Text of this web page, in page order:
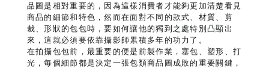
品圖是相對重要的，因為這樣消費者才能夠更加清楚看見
商品的細節和特色，然而在面對不同的款式、材質、剪
裁、形狀的包包時，要如何讓他的獨到之處特別凸顯出
來，這就必須要依靠攝影師累積多年的功力了。
在拍攝包包前，最重要的便是前製作業，塞包、塑形、打
光，每個細節都是決定一張包類商品圖成敗的重要關鍵，